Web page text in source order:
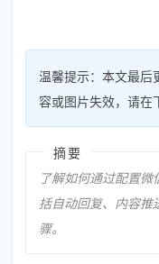
温馨提示：本文最后
容或图片失效，请在
摘要
了解如何通过配置
括自动回复、内容推
骤。